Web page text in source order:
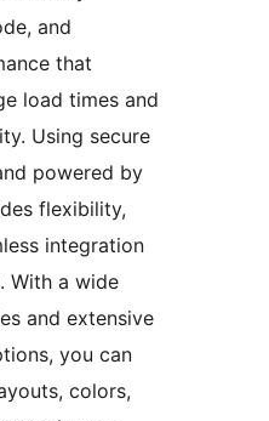
and
that
load times and
Using secure
powered by
flexibility,
integration
With a wide
and extensive
you can
colors,